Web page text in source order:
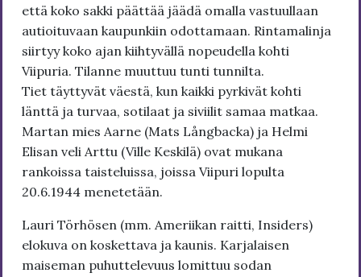
että koko sakki päättää jäädä omalla vastuullaan
autioituvaan kaupunkiin odottamaan. Rintamalinja
siirtyy koko ajan kiihtyvällä nopeudella kohti
Viipuria. Tilanne muuttuu tunti tunnilta.
Tiet täyttyvät väestä, kun kaikki pyrkivät kohti
länttä ja turvaa, sotilaat ja siviilit samaa matkaa.
Martan mies Aarne (Mats Långbacka) ja Helmi
Elisan veli Arttu (Ville Keskilä) ovat mukana
rankoissa taisteluissa, joissa Viipuri lopulta
20.6.1944 menetetään.
Lauri Törhösen (mm. Ameriikan raitti, Insiders)
elokuva on koskettava ja kaunis. Karjalaisen
maiseman puhuttelevuus lomittuu sodan